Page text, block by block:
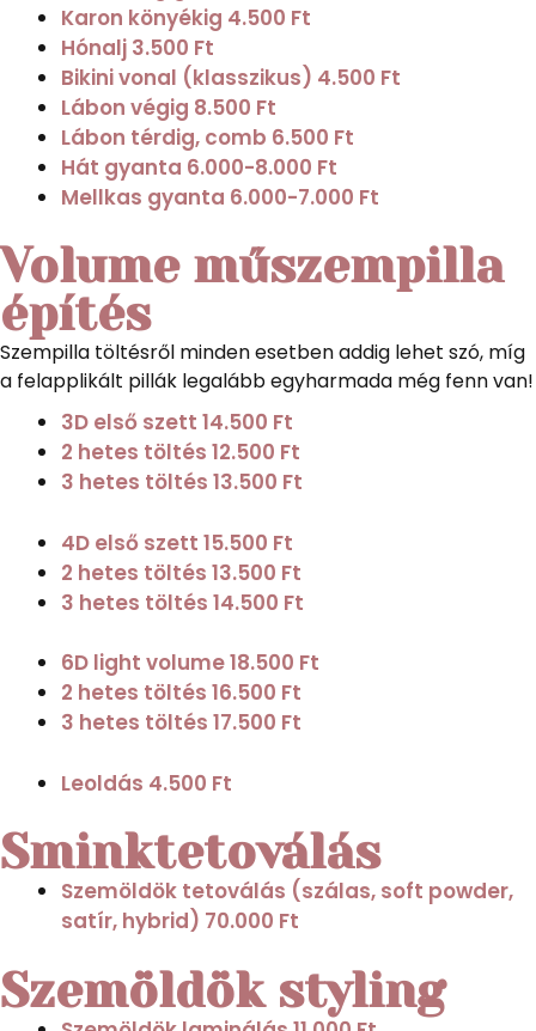
Karon könyékig 4.500 Ft
Hónalj 3.500 Ft
Bikini vonal (klasszikus) 4.500 Ft
Lábon végig 8.500 Ft
Lábon térdig, comb 6.500 Ft
Hát gyanta 6.000-8.000 Ft
Mellkas gyanta 6.000-7.000 Ft
Volume műszempilla
építés
Szempilla töltésről minden esetben addig lehet szó, míg
a felapplikált pillák legalább egyharmada még fenn van!
3D első szett 14.500 Ft
2 hetes töltés 12.500 Ft
3 hetes töltés 13.500 Ft
4D első szett 15.500 Ft
2 hetes töltés 13.500 Ft
3 hetes töltés 14.500 Ft
6D light volume18.500 Ft
2 hetes töltés 16.500 Ft
3 hetes töltés 17.500 Ft
Leoldás 4.500 Ft
Sminktetoválás
Szemöldök tetoválás (szálas, soft powder,
satír, hybrid) 70.000 Ft
Szemöldök styling